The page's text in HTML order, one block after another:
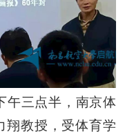
午三点半，南京体
翔教授，受体育学